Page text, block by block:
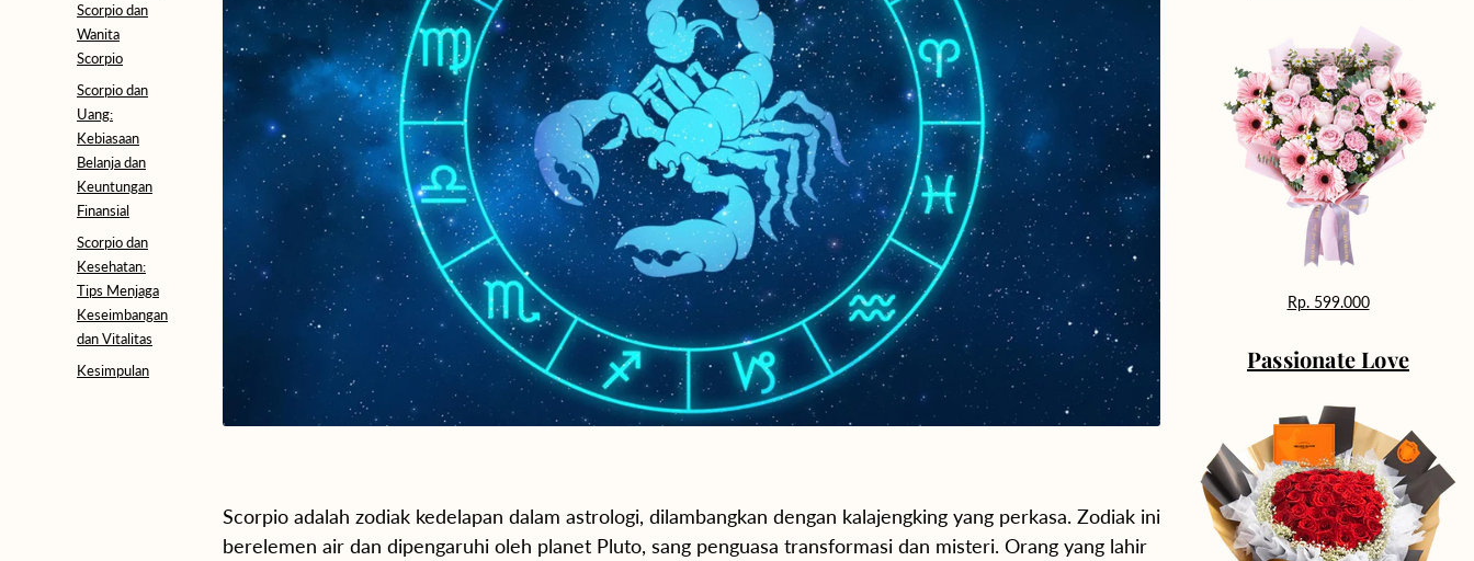
Scorpio dan
Wanita
Scorpio
Scorpio dan
Uang:
Kebiasaan
Belanja dan
Keuntungan
Finansial
Scorpio dan
Kesehatan:
Tips Menjaga
Keseimbangan
dan Vitalitas
Kesimpulan
Scorpio adalah zodiak kedelapan dalam astrologi, dilambangkan dengan kalajengking yang perkasa. Zodiak ini
berelemen air dan dipengaruhi oleh planet Pluto, sang penguasa transformasi dan misteri. Orang yang lahir
Rp. 599.000
Passionate Love